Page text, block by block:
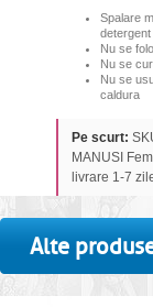
Spalare
Nu se
Nu se
Nu se
caldura
Pe scurt:
MANUSI
livrare 1-7
Alte